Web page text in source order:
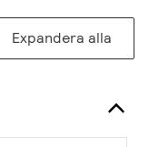
Expandera alla